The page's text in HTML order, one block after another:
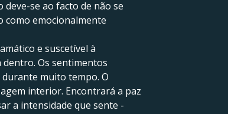
deve-se ao facto de não se
como emocionalmente
e suscetível à
dentro. Os sentimentos
muito tempo. O
interior. Encontrará a paz
a intensidade que sente -